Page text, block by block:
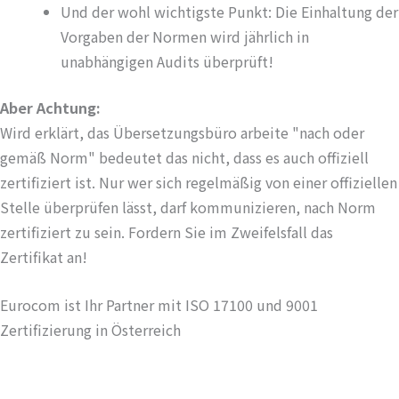
Und der wohl wichtigste Punkt: Die Einhaltung der
Vorgaben der Normen wird jährlich in
unabhängigen Audits überprüft!
Aber Achtung:
Wird erklärt, das Übersetzungsbüro arbeite "nach oder
gemäß Norm" bedeutet das nicht, dass es auch offiziell
zertifiziert ist. Nur wer sich regelmäßig von einer offiziellen
Stelle überprüfen lässt, darf kommunizieren, nach Norm
zertifiziert zu sein. Fordern Sie im Zweifelsfall das
Zertifikat an!
Eurocom ist Ihr Partner mit ISO 17100 und 9001
Zertifizierung in Österreich